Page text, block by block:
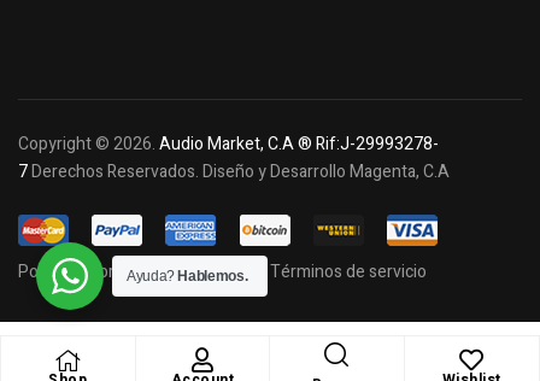
Copyright © 2026.Audio Market, C.A ® Rif:J-29993278-
7Derechos Reservados. Diseño y Desarrollo Magenta, C.A
Política de privacidad y cookies Términos de servicio
Ayuda? Hablemos.